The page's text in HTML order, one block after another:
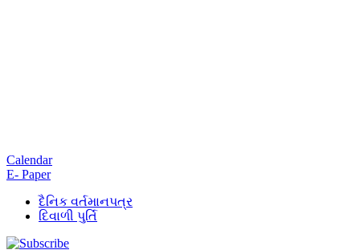
Calendar
E- Paper
દૈનિક વર્તમાનપત્ર
દિવાળી પુર્તિ